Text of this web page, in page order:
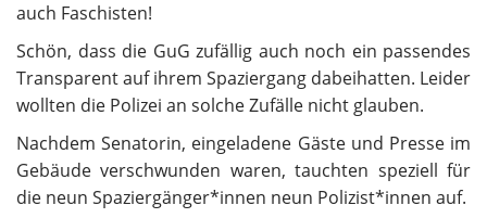
auch Faschisten!
Schön, dass die GuG zufällig auch noch ein passendes
Transparent auf ihrem Spaziergang dabeihatten. Leider
wollten die Polizei an solche Zufälle nicht glauben.
Nachdem Senatorin, eingeladene Gäste und Presse im
Gebäude verschwunden waren, tauchten speziell für
die neun Spaziergänger*innen neun Polizist*innen auf.